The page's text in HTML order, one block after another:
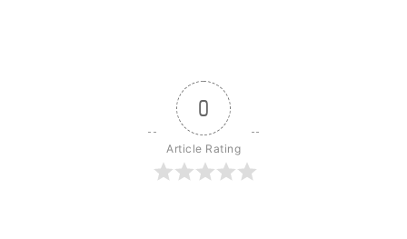
0
Article Rating